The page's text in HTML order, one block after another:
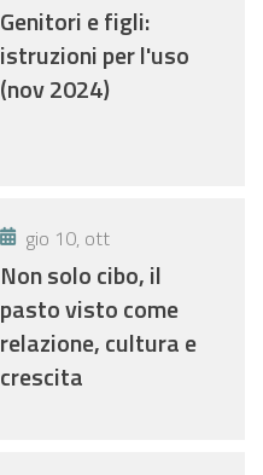
Genitori e figli:
istruzioni per l'uso
(nov 2024)
gio 10, ott
Non solo cibo, il
pasto visto come
relazione, cultura e
crescita